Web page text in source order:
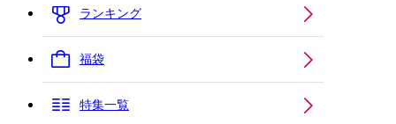
ランキング
福袋
特集一覧